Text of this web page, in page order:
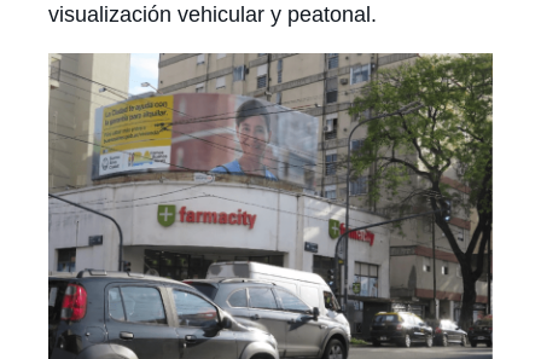
visualización vehicular y peatonal.